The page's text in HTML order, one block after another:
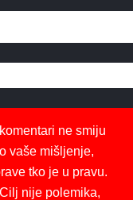
ne smiju
vaše mišljenje,
tko je u pravu.
nije polemika,